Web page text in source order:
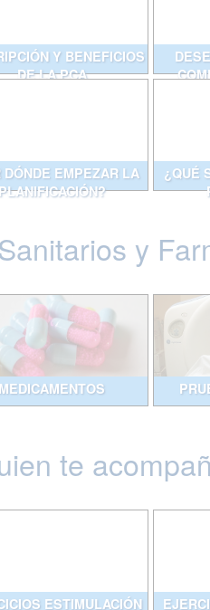
Y BENEFICIOS
DE LA PCA
DÓNDE EMPEZAR LA
¿QUÉ
y
MEDICAMENTOS
te
ESTIMULACIÓN